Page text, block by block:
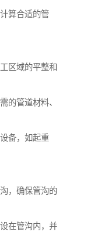
算合适的管
区域的平整和
的管道材料、
备，如起重
，确保管沟的
在管沟内，并